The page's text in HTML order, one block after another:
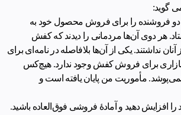
گوید:
فروشنده را برای فروش محصول خود به
هر دوی آن‌ها مردمانی را دیدند که کفش
نداشتند. یکی از آن‌ها بلافاصله در نامه‌ای برای
برای فروش کفش وجود ندارد. هیچ‌کس
مأموریت من پایان یافته است و
را افزایش دهید و آمادۀ فروشی فوق‌العاده باشید.